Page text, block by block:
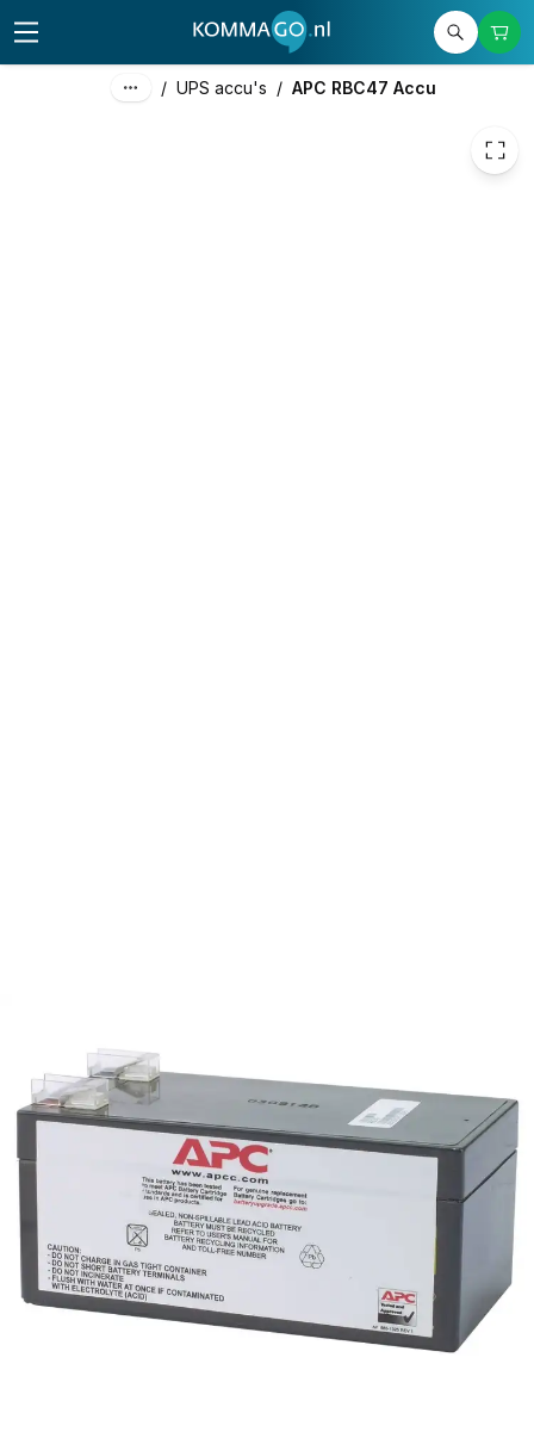
/ UPS accu's / APC RBC47 Accu
excl. btw